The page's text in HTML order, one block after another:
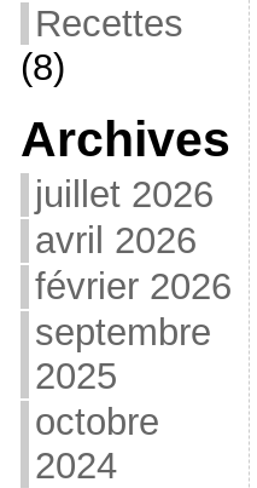
Recettes
(8)
Archives
juillet 2026
avril 2026
février 2026
septembre
2025
octobre
2024